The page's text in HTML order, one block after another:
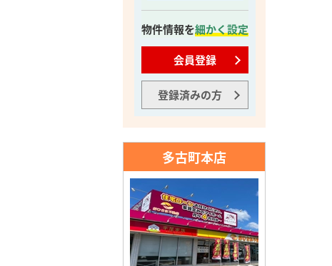
物件情報を細かく設定
会員登録
登録済みの方
多古町本店